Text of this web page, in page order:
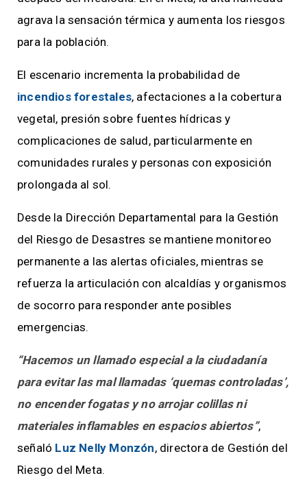
agrava la sensación térmica y aumenta los riesgos
para la población.
El escenario incrementa la probabilidad de
incendios forestales, afectaciones a la cobertura
vegetal, presión sobre fuentes hídricas y
complicaciones de salud, particularmente en
comunidades rurales y personas con exposición
prolongada al sol.
Desde la Dirección Departamental para la Gestión
del Riesgo de Desastres se mantiene monitoreo
permanente a las alertas oficiales, mientras se
refuerza la articulación con alcaldías y organismos
de socorro para responder ante posibles
emergencias.
“Hacemos un llamado especial a la ciudadanía
para evitar las mal llamadas ‘quemas controladas’,
no encender fogatas y no arrojar colillas ni
materiales inflamables en espacios abiertos”,
señaló Luz Nelly Monzón, directora de Gestión del
Riesgo del Meta.